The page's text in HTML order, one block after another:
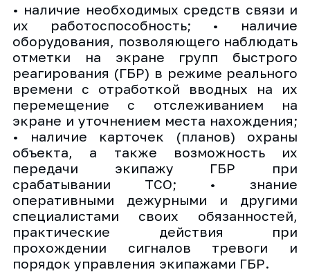
• наличие необходимых средств связи и
их работоспособность; • наличие
оборудования, позволяющего наблюдать
отметки на экране групп быстрого
реагирования (ГБР) в режиме реального
времени с отработкой вводных на их
перемещение с отслеживанием на
экране и уточнением места нахождения;
• наличие карточек (планов) охраны
объекта, а также возможность их
передачи экипажу ГБР при
срабатывании ТСО; • знание
оперативными дежурными и другими
специалистами своих обязанностей,
практические действия при
прохождении сигналов тревоги и
порядок управления экипажами ГБР.